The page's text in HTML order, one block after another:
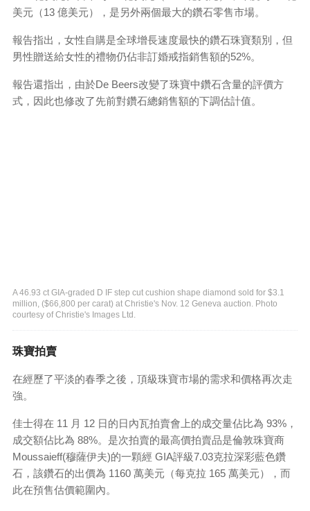
美元（13 億美元），是另外兩個最大的鑽石零售市場。
報告指出，女性自購是全球增長速度最快的鑽石珠寶類別，但
男性贈送給女性的禮物仍佔非訂婚戒指銷售額的52%。
報告還指出，由於De Beers改變了珠寶中鑽石含量的評價方
式，因此也修改了先前對鑽石總銷售額的下調估計值。
A 46.93 ct GIA-graded D IF step cut cushion shape diamond sold for $3.1
million, ($66,800 per carat) at Christie's Nov. 12 Geneva auction. Photo
courtesy of Christie's Images Ltd.
珠寶拍賣
在經歷了平淡的春季之後，頂級珠寶市場的需求和價格再次走
強。
佳士得在 11 月 12 日的日內瓦拍賣會上的成交量佔比為 93%，
成交額佔比為 88%。是次拍賣的最高價拍賣品是倫敦珠寶商
Moussaieff(穆薩伊夫)的一顆經 GIA評級7.03克拉深彩藍色鑽
石，該鑽石的出價為 1160 萬美元（每克拉 165 萬美元），而
此在預售估價範圍內。